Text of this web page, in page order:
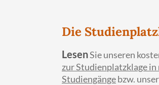
Die
LesenSie unseren
zur Studienplatzklage
Studiengängebzw.